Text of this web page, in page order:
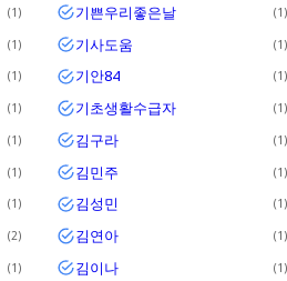
1 기쁜우리좋은날 1
1 기사도움 1
1 기안84 1
1 기초생활수급자 1
1 김구라 1
1 김민주 1
1 김성민 1
2 김연아 1
1 김이나 1